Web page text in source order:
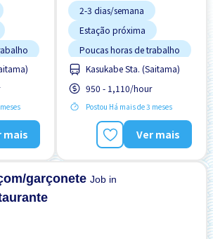
mais
2-3 dias/semana
Estação próxima
Poucas horas de trabalho
Sem experiência OK
Turno FDS
Kasukabe Sta. (Saitama)
950 - 1,110/hour
Postou Há mais de 3 meses
Ver mais
garçoneteJob in